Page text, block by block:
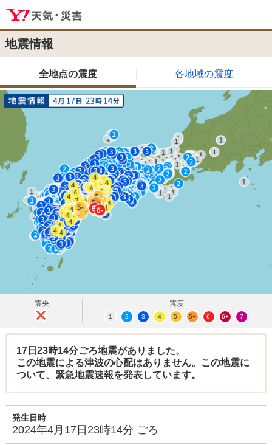
地震情報
全地点の震度 各地域の震度
震央 震度
1 2 3 4 5- 5+ 6- 6+ 7
17日23時14分ごろ地震がありました。
この地震による津波の心配はありません。この地震に
ついて、緊急地震速報を発表しています。
発生日時
2024年4月17日23時14分 ごろ